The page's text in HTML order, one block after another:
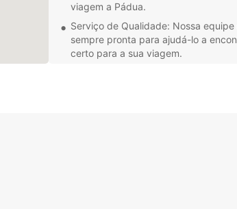
viagem a Pádua.
Serviço de Qualidade: Nossa
sempre pronta para ajudá-lo a
certo para a sua viagem.